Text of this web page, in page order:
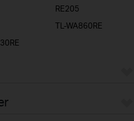
RE205
TL-WA860RE